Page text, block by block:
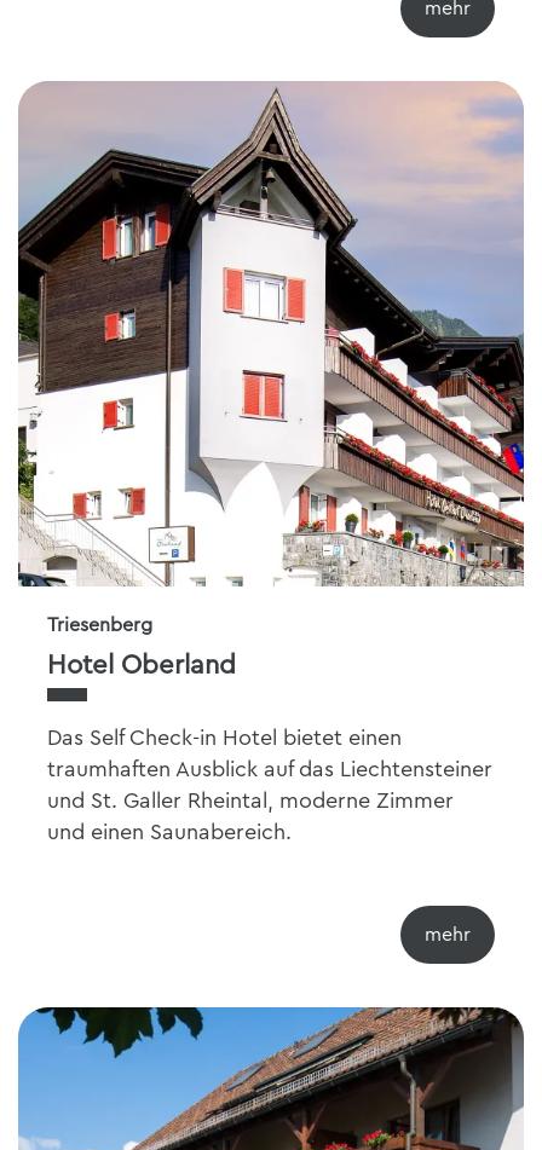
Triesenberg
Hotel Oberland
Das Self Check-in Hotel bietet einen
traumhaften Ausblick auf das Liechtensteiner
und St. Galler Rheintal, moderne Zimmer
und einen Saunabereich.